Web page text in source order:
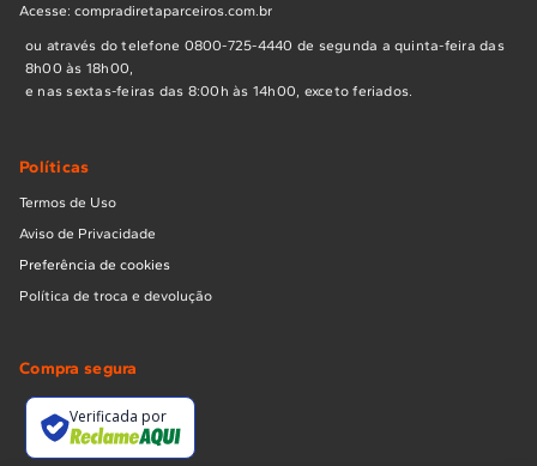
Acesse: compradiretaparceiros.com.br
ou através do telefone 0800-725-4440 de segunda a quinta-feira das
8h00 às 18h00,
e nas sextas-feiras das 8:00h às 14h00, exceto feriados.
Políticas
Termos de Uso
Aviso de Privacidade
Preferência de cookies
Política de troca e devolução
Compra segura
Verificada por